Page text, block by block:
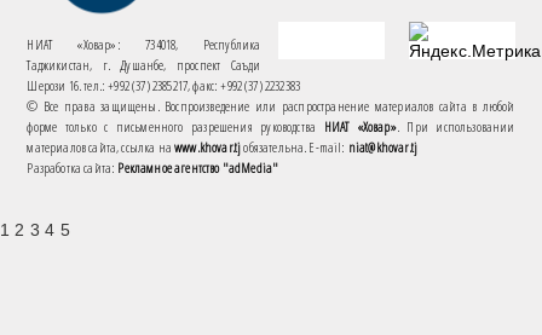
НИАТ «Ховар»: 734018, Республика
Таджикистан, г. Душанбе, проспект Саъди
Шерози 16. тел.: +992 (37) 2385217, факс: +992 (37) 2232383
© Все права защищены. Воспроизведение или распространение материалов сайта в любой
форме только с письменного разрешения руководства НИАТ «Ховар». При использовании
материалов сайта, ссылка наwww.khovar.tjобязательна. E-mail: niat@khovar.tj
Разработка сайта: Рекламное агентство "adMedia"
1 2 3 4 5